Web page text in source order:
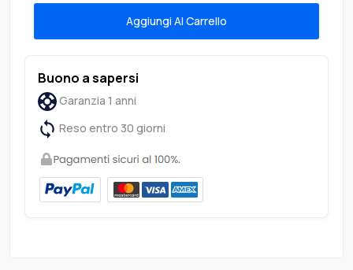
Aggiungi Al Carrello
Buono a sapersi
Garanzia 1 anni
Reso entro 30 giorni